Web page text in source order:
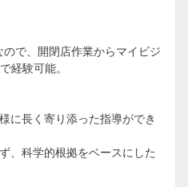
ので、開閉店作業からマイビジ
経験可能。
に長く寄り添った指導ができ
、科学的根拠をベースにした